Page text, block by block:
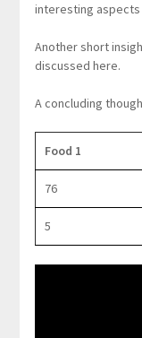
interesting
Another short
discussed here.
A concluding
Food 1
76
5